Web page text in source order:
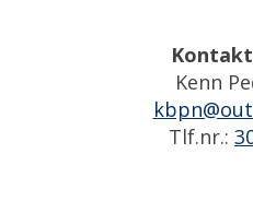
Kenn
Tlf.nr.: